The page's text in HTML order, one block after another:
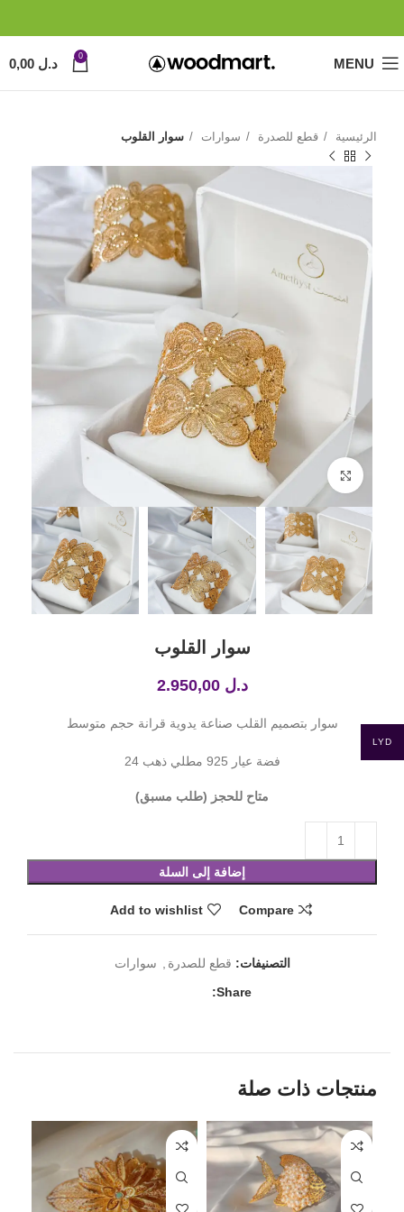
MENU
0 د.ل
الرئيسية قطع للصدرة سوارات سوار القلوب
Click to enlarge
سوار القلوب
د.ل 2.950,00
سوار بتصميم القلب صناعة يدوية قرانة حجم متوسط
فضة عيار 925 مطلي ذهب 24
متاح للحجز (طلب مسبق)
إضافة إلى السلة
Compare
Add to wishlist
التصنيفات: قطع للصدرة , سوارات
Share:
منتجات ذات صلة
LYD